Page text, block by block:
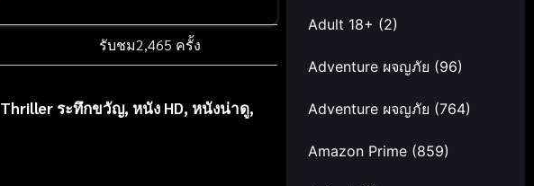
รับชม2,465 ครั้ง
Thriller ระทึกขวัญ, หนัง HD, หนังน่าดู,
Adult 18+ (2)
Adventure ผจญภัย (96)
Adventure ผจญภัย (764)
Amazon Prime (859)